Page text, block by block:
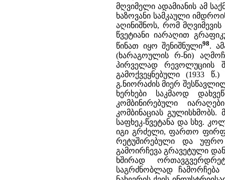
მღვიმელი ადამიანის ამ
ხაზოვანი სამკაული
აღინიშნოს, რომ
წვეტიანი იარაღით
წინათ იყო შენიშნული98.
(ხარაგოულის რ-ნი)
პირველად რევოლუციის
გამოქვეყნებული (1933
გ.ნიორაძის მიერ
ხერხები საკმაოდ
კომბინირებული
კომბინაციას გულისხმობს.
საფხეკ-წვეტანა და სხვ.
იგი გრძელი, ფართო
რეტუშირებული და უფრო
გამოირჩევა გრავეტული
ხშირად
საგრძნობლად